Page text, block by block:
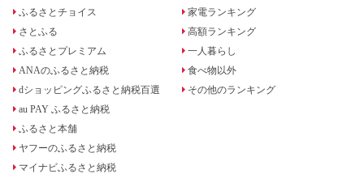
ふるさとチョイス
さとふる
ふるさとプレミアム
ANAのふるさと納税
dショッピングふるさと納税百選
au PAY ふるさと納税
ふるさと本舗
ヤフーのふるさと納税
マイナビふるさと納税
家電ランキング
高額ランキング
一人暮らし
食べ物以外
その他のランキング